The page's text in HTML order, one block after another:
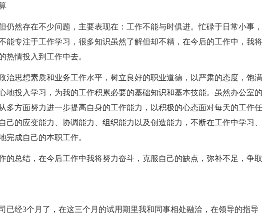
仍然存在不少问题，主要表现在：工作不能与时俱进。忙碌于日常小事，
能专注于工作学习，很多知识虽然了解但却不精，在今后的工作中，我将
热情投入到工作中去。
治思想素质和业务工作水平，树立良好的职业道德，以严肃的态度，饱满
地投入学习，为我的工作积累必要的基础知识和基本技能。虽然办公室的
多方面努力进一步提高自身的工作能力，以积极的心态面对每天的工作任
己的应变能力、协调能力、组织能力以及创造能力，不断在工作中学习、
完成自己的本职工作。
的总结，在今后工作中我将努力奋斗，克服自己的缺点，弥补不足，争取
已经3个月了，在这三个月的试用期里我和同事相处融洽，在领导的指导